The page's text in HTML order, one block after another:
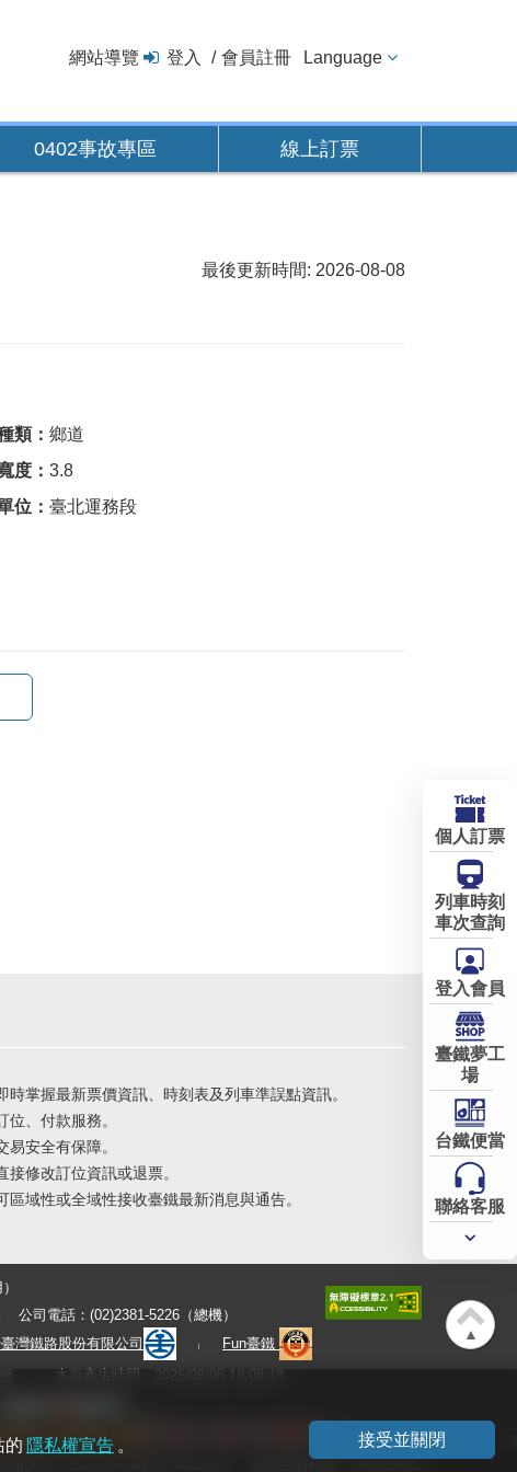
網站導覽 登入 會員註冊 Language
0402事故專區 線上訂票
最後更新時間: 2026-08-08
類： 鄉道
度： 3.8
位： 臺北運務段
時掌握最新票價資訊、時刻表及列車準誤點資訊。
位、付款服務。
易安全有保障。
接修改訂位資訊或退票。
區域性或全域性接收臺鐵最新消息與通告。
公司電話：(02)2381-5226（總機）
灣鐵路股份有限公司
Fun臺鐵
本頁產生時間：2026/08/08 18:08:18
個人訂票
列車時刻
車次查詢
登入會員
臺鐵夢工
場
台鐵便當
聯絡客服
常用
▲
的 隱私權宣告 。 接受並關閉